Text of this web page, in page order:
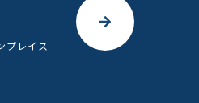
プレイス